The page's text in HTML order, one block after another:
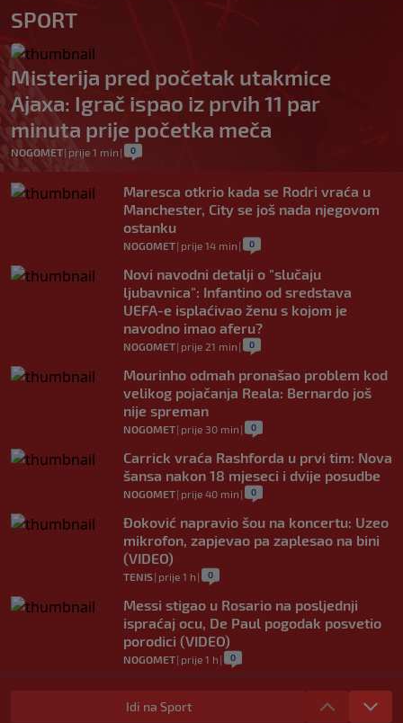
SPORT
Misterija pred početak utakmice
Ajaxa: Igrač ispao iz prvih 11 par
minuta prije početka meča
NOGOMET| prije 1 min | 0
Maresca otkrio kada se Rodri vraća u
Manchester, City se još nada njegovom
ostanku
NOGOMET| prije 14 min | 0
Novi navodni detalji o "slučaju
ljubavnica": Infantino od sredstava
UEFA-e isplaćivao ženu s kojom je
navodno imao aferu?
NOGOMET| prije 21 min | 0
Mourinho odmah pronašao problem kod
velikog pojačanja Reala: Bernardo još
nije spreman
NOGOMET| prije 30 min | 0
Carrick vraća Rashforda u prvi tim: Nova
šansa nakon 18 mjeseci i dvije posudbe
NOGOMET| prije 40 min | 0
Đoković napravio šou na koncertu: Uzeo
mikrofon, zapjevao pa zaplesao na bini
(VIDEO)
TENIS| prije 1 h | 0
Messi stigao u Rosario na posljednji
ispraćaj ocu, De Paul pogodak posvetio
porodici (VIDEO)
NOGOMET| prije 1 h | 0
Fudbal opasan po život: "Čišćenje" lopte
uzrokovalo saobraćajni udes (VIDEO)
Idi na Sport